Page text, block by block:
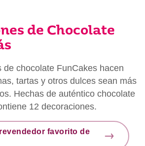
de Chocolate
de chocolate FunCakes hacen
tartas y otros dulces sean más
Hechas de auténtico chocolate
12 decoraciones.
favorito de